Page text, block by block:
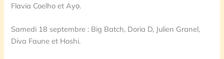
Flavia Coelho et Ayọ.
Samedi 18 septembre : Big Batch, Doria D, Julien Granel,
Diva Faune et Hoshi.